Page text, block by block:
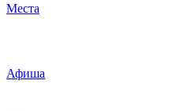
Места
Афиша